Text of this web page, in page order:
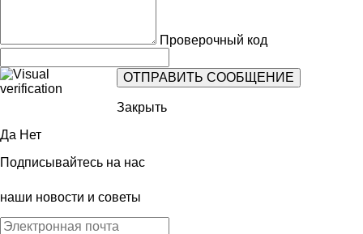
Проверочный код
Закрыть
Да Нет
Подписывайтесь на нас
наши новости и советы